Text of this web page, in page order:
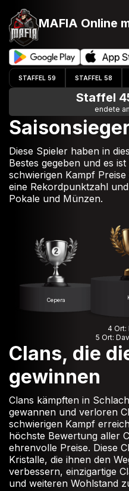
MAFIA Online
STAFFEL 59 STAFFEL 58
Staffel
endete
Diese Spieler haben in
Bestes gegeben und es
schwierigen Kampf
eine Rekordpunktzahl
Pokale und Münzen.
Серега
4 Ort:
5 Ort:
Clans, die
gewinnen
Clans kämpften in
gewannen und verloren
schwierigen Kampf
höchste Bewertung aller
ehrenvolle Preise. Diese
Kristalle, die ihnen den
verbessern, einzigartige
und weiteren Wohlstand